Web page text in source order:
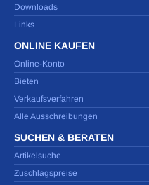
Downloads
Links
ONLINE KAUFEN
Online-Konto
Bieten
Verkaufsverfahren
Alle Ausschreibungen
SUCHEN & BERATEN
Artikelsuche
Zuschlagspreise